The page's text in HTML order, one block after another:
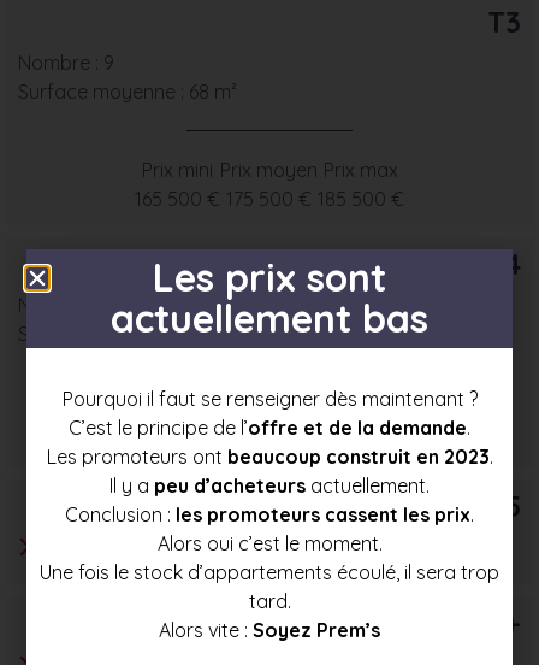
T3
Nombre : 9
Surface moyenne : 68 m²
Prix mini
165 500 €
Prix moyen
175 500 €
Prix max
185 500 €
T4
Nombre : 6
Surface moyenne : 82 m²
Prix mini
187 500 €
Prix moyen
199 000 €
Prix max
210 500 €
T5
T6+
Les prix sont
actuellement bas
Pourquoi il faut se renseigner dès maintenant ?
C’est le principe de l’offre et de la demande.
Les promoteurs ont beaucoup construit en 2023.
Il y a peu d’acheteurs actuellement.
Conclusion : les promoteurs cassent les prix.
Alors oui c’est le moment.
Une fois le stock d’appartements écoulé, il sera trop
tard.
Alors vite : Soyez Prem’s